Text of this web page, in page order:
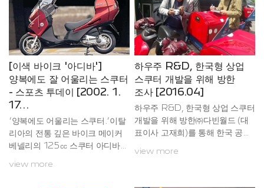
심혈을 기울려 출시한 역작으로
국내에서 아직은 미약한 100cc
급 모터 사이클의 신기원을 이룩
하리라 판단됩니다. 국내 모터사
이클보다 작은 차체지만 역동적인
힘과 놀라운 연비는 상업용으로
다른 ...
견을 가지고 바이크의 구석구석
을 살펴보았지만 딱히 흠잡을 만
한 구석은 전혀 발견되지 않았
다. 국산제품과 비교해도 한국 메
이커들이 긴장하겠구나라는 생각
이 들 정도다.풍부한 인력과 급성
장하는 경제력을 이용한 중국의
맹추격이 매섭다. 깜찍한 외형을
가진 클래식 스쿠...
[이색 바이크 '아디바']
양복에도 잘 어울리는 스쿠터
- 스포츠 투데이 [2002. 1.
17...
‘양복에도 어울리는 스쿠터.’이탈
리아의 전통 깊은 바이크 메이커
베넬리의 125㏄ 스쿠터 아디바
다가 비가 오면 뚜껑을 닫을 수 있
view more
하우주 R&D, 한국형 상업
스쿠터 개발을 위해 방한
조사 [2016.04]
하우주 R&D, 한국형 상업 스쿠터
개발을 위해 방한㈜다빈월드 (대
표이사 고재희)를 통해 한국 공식
랜드 인지도를 구축하고 있는 중
view more